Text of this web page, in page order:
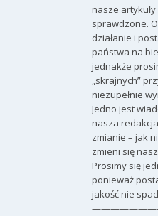
nasze artykuły
sprawdzone.
działanie i
państwa na
jednakże
„skrajnych”
niezupełnie
Jedno jest
nasza
zmianie – jak
zmieni się
Prosimy się
ponieważ
jakość nie